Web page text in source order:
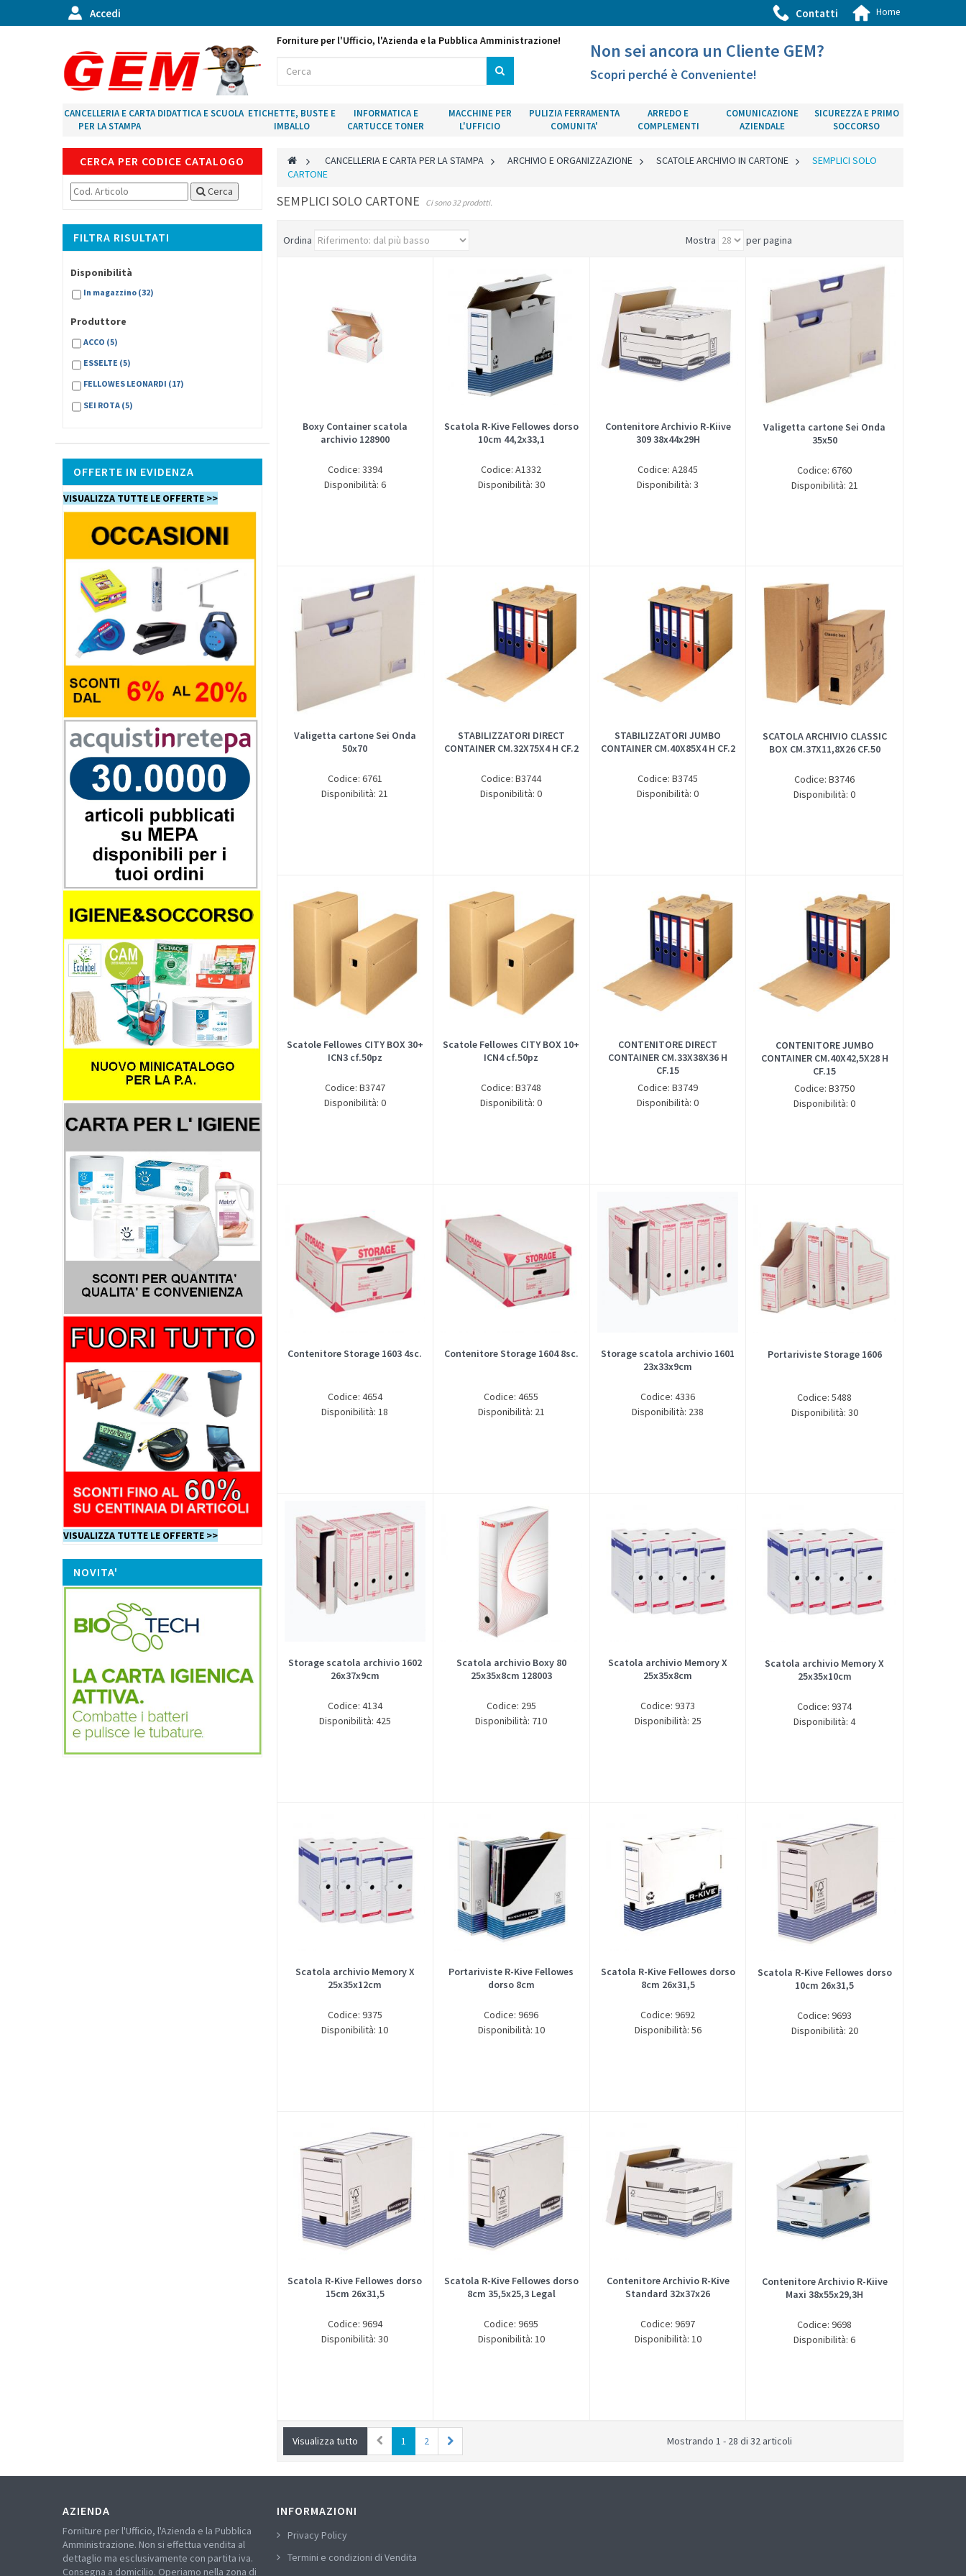
Accedi Contatti Home
Forniture per l'Ufficio, l'Azienda e la Pubblica Amministrazione! Non sei ancora un Cliente GEM?
Scopri perché è Conveniente!
CANCELLERIA E CARTA
PER LA STAMPA
DIDATTICA E SCUOLA ETICHETTE, BUSTE E
IMBALLO
INFORMATICA E
CARTUCCE TONER
MACCHINE PER
L'UFFICIO
PULIZIA FERRAMENTA
COMUNITA'
ARREDO E
COMPLEMENTI
COMUNICAZIONE
AZIENDALE
SICUREZZA E PRIMO
SOCCORSO
CERCA PER CODICE CATALOGO
Cerca
FILTRA RISULTATI
Disponibilità
In magazzino (32)
Produttore
ACCO (5)
ESSELTE (5)
FELLOWES LEONARDI (17)
SEI ROTA (5)
OFFERTE IN EVIDENZA
VISUALIZZA TUTTE LE OFFERTE >>
VISUALIZZA TUTTE LE OFFERTE >>
NOVITA'
> CANCELLERIA E CARTA PER LA STAMPA > ARCHIVIO E ORGANIZZAZIONE > SCATOLE ARCHIVIO IN CARTONE >
SEMPLICI SOLO
CARTONE
SEMPLICI SOLO CARTONE Ci sono 32 prodotti.
Ordina Mostra per pagina
Boxy Container scatola
archivio 128900
Codice: 3394
Disponibilità: 6
Scatola R-Kive Fellowes dorso
10cm 44,2x33,1
Codice: A1332
Disponibilità: 30
Contenitore Archivio R-Kiive
309 38x44x29H
Codice: A2845
Disponibilità: 3
Valigetta cartone Sei Onda
35x50
Codice: 6760
Disponibilità: 21
Valigetta cartone Sei Onda
50x70
Codice: 6761
Disponibilità: 21
STABILIZZATORI DIRECT
CONTAINER CM.32X75X4 H CF.2
Codice: B3744
Disponibilità: 0
STABILIZZATORI JUMBO
CONTAINER CM.40X85X4 H CF.2
Codice: B3745
Disponibilità: 0
SCATOLA ARCHIVIO CLASSIC
BOX CM.37X11,8X26 CF.50
Codice: B3746
Disponibilità: 0
Scatole Fellowes CITY BOX 30+
ICN3 cf.50pz
Codice: B3747
Disponibilità: 0
Scatole Fellowes CITY BOX 10+
ICN4 cf.50pz
Codice: B3748
Disponibilità: 0
CONTENITORE DIRECT
CONTAINER CM.33X38X36 H
CF.15
Codice: B3749
Disponibilità: 0
CONTENITORE JUMBO
CONTAINER CM.40X42,5X28 H
CF.15
Codice: B3750
Disponibilità: 0
Contenitore Storage 1603 4sc.
Codice: 4654
Disponibilità: 18
Contenitore Storage 1604 8sc.
Codice: 4655
Disponibilità: 21
Storage scatola archivio 1601
23x33x9cm
Codice: 4336
Disponibilità: 238
Portariviste Storage 1606
Codice: 5488
Disponibilità: 30
Storage scatola archivio 1602
26x37x9cm
Codice: 4134
Disponibilità: 425
Scatola archivio Boxy 80
25x35x8cm 128003
Codice: 295
Disponibilità: 710
Scatola archivio Memory X
25x35x8cm
Codice: 9373
Disponibilità: 25
Scatola archivio Memory X
25x35x10cm
Codice: 9374
Disponibilità: 4
Scatola archivio Memory X
25x35x12cm
Codice: 9375
Disponibilità: 10
Portariviste R-Kive Fellowes
dorso 8cm
Codice: 9696
Disponibilità: 10
Scatola R-Kive Fellowes dorso
8cm 26x31,5
Codice: 9692
Disponibilità: 56
Scatola R-Kive Fellowes dorso
10cm 26x31,5
Codice: 9693
Disponibilità: 20
Scatola R-Kive Fellowes dorso
15cm 26x31,5
Codice: 9694
Disponibilità: 30
Scatola R-Kive Fellowes dorso
8cm 35,5x25,3 Legal
Codice: 9695
Disponibilità: 10
Contenitore Archivio R-Kive
Standard 32x37x26
Codice: 9697
Disponibilità: 10
Contenitore Archivio R-Kiive
Maxi 38x55x29,3H
Codice: 9698
Disponibilità: 6
Visualizza tutto 1 2 Mostrando 1 - 28 di 32 articoli
AZIENDA
Forniture per l'Ufficio, l'Azienda e la Pubblica
Amministrazione. Non si effettua vendita al
dettaglio ma esclusivamente con partita iva.
Consegna a domicilio. Operiamo nella zona di
INFORMAZIONI
Privacy Policy
Termini e condizioni di Vendita